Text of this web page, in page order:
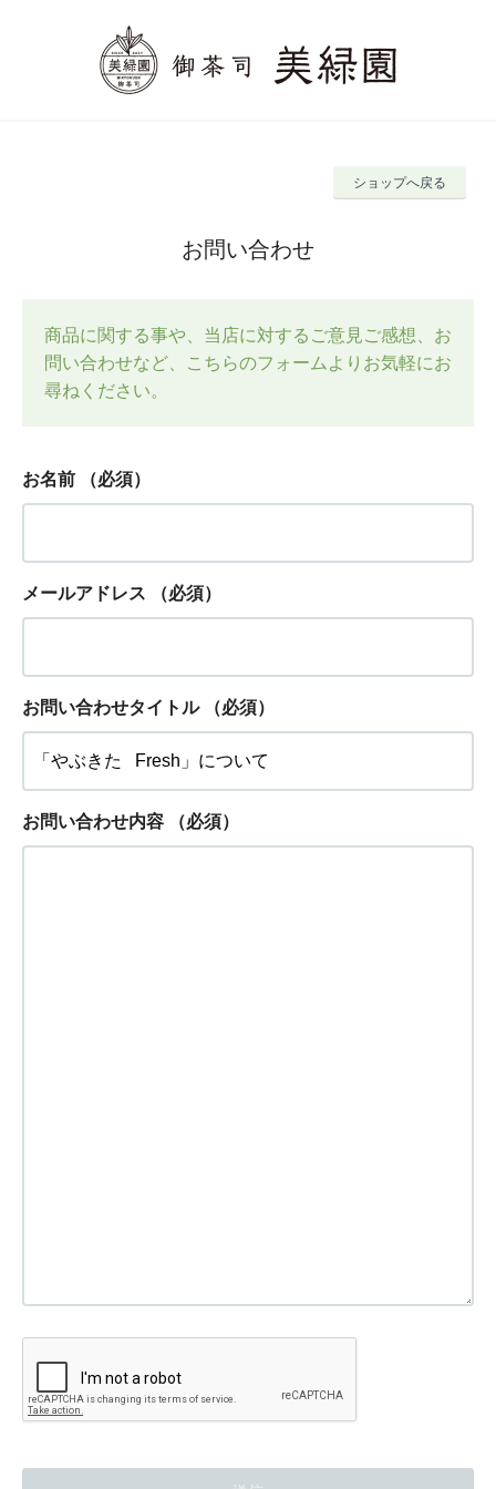
ショップへ戻る
お問い合わせ
商品に関する事や、当店に対するご意見ご感想、お
問い合わせなど、こちらのフォームよりお気軽にお
尋ねください。
お名前 （必須）
メールアドレス （必須）
お問い合わせタイトル （必須）
お問い合わせ内容 （必須）